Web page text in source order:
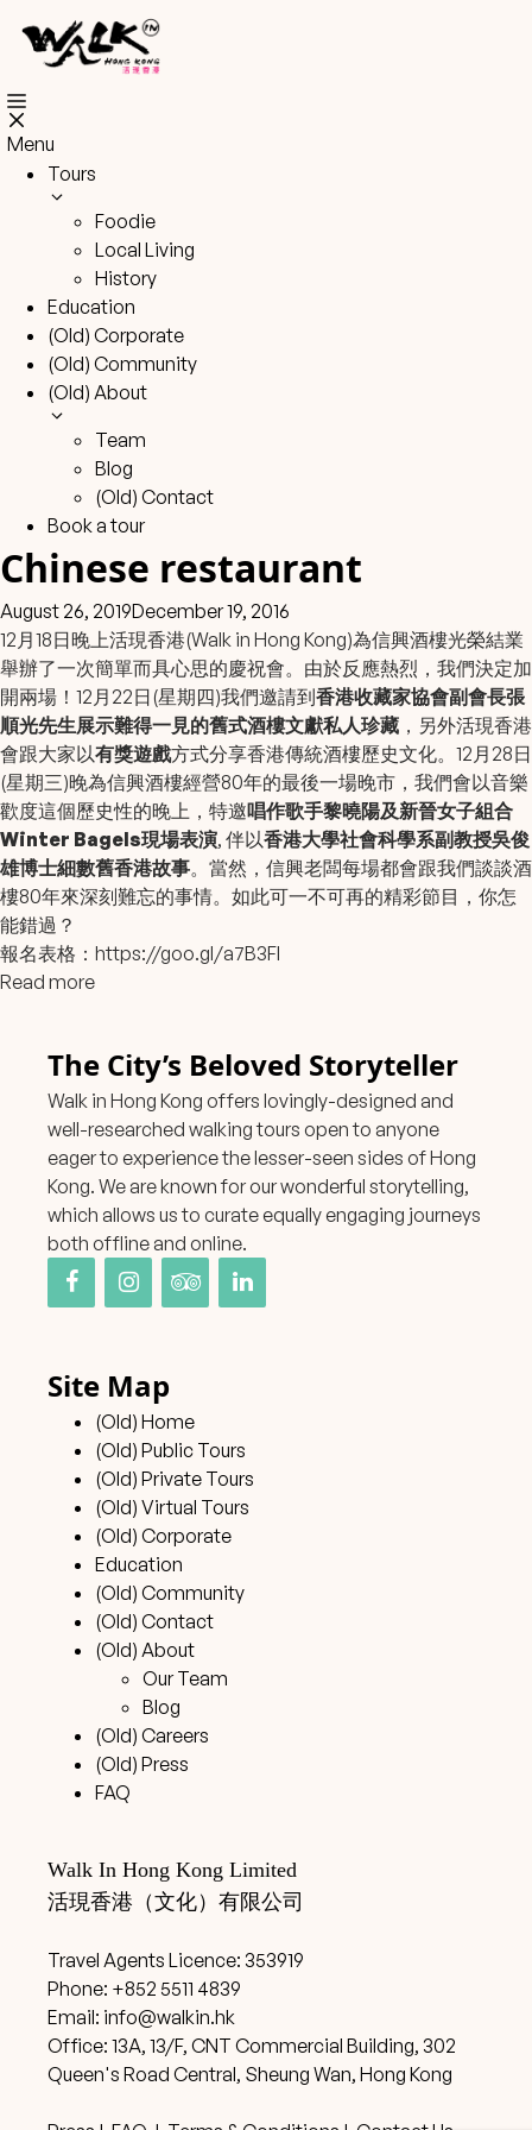
content
Menu
Tours
Foodie
Local Living
History
Education
(Old) Corporate
(Old) Community
(Old) About
Team
Blog
(Old) Contact
Book a tour
Chinese restaurant
August 26, 2019December 19, 2016
12月18日晚上活現香港(Walk in Hong Kong)為信興酒樓光榮結業
舉辦了一次簡單而具心思的慶祝會。由於反應熱烈，我們決定加
開兩場！12月22日(星期四)我們邀請到香港收藏家協會副會長張
順光先生展示難得一見的舊式酒樓文獻私人珍藏 ，另外活現香港
會跟大家以有獎遊戲方式分享香港傳統酒樓歷史文化。12月28日
(星期三)晚為信興酒樓經營80年的最後一場晚市，我們會以音樂
歡度這個歷史性的晚上，特邀唱作歌手黎曉陽及新晉女子組合
Winter Bagels現場表演, 伴以香港大學社會科學系副教授吳俊
雄博士細數舊香港故事。當然，信興老闆每場都會跟我們談談酒
樓80年來深刻難忘的事情。如此可一不可再的精彩節目，你怎
能錯過？
報名表格： https://goo.gl/a7B3Fl
Read more
The City’s Beloved Storyteller
Walk in Hong Kong offers lovingly-designed and
well-researched walking tours open to anyone
eager to experience the lesser-seen sides of Hong
Kong. We are known for our wonderful storytelling,
which allows us to curate equally engaging journeys
both offline and online.
Site Map
(Old) Home
(Old) Public Tours
(Old) Private Tours
(Old) Virtual Tours
(Old) Corporate
Education
(Old) Community
(Old) Contact
(Old) About
Our Team
Blog
(Old) Careers
(Old) Press
FAQ
Walk In Hong Kong Limited
活現香港（文化）有限公司
Travel Agents Licence: 353919
Phone: +852 5511 4839
Email: info@walkin.hk
Office: 13A, 13/F, CNT Commercial Building, 302
Queen's Road Central, Sheung Wan, Hong Kong